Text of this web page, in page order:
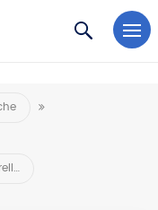
teams/log-in
Carrello Per Farmaci ABS All'ingrosso, Carrello Di Emergenza, Carrello Per Anestesia Ospedaliera Per Trattamenti Medici All'ingrosso